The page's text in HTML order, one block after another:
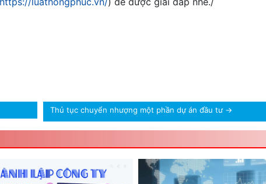
Thủ tục chuyển nhượng một phần dự án đầu tư →